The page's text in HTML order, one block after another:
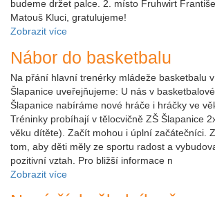
budeme držet palce. 2. místo Fruhwirt
Matouš Kluci, gratulujeme!
Zobrazit více
Nábor do basketbalu
Na přání hlavní trenérky mládeže basketbalu
Šlapanice uveřejňujeme: U nás v
Šlapanice nabíráme nové hráče i hráčky ve
Tréninky probíhají v tělocvičně ZŠ Šlapanice
věku dítěte). Začít mohou i úplní začátečníci.
tom, aby děti měly ze sportu radost a
pozitivní vztah. Pro bližší informace n
Zobrazit více